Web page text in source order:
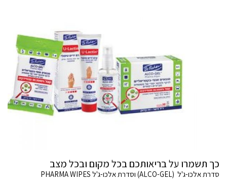
כך תשמרו על בריאותכם בכל מקום ובכל מצב
סדרת אלכו-ג'ל (ALCO-GEL) וסדרת אלכו-ג'ל PHARMA WIPES